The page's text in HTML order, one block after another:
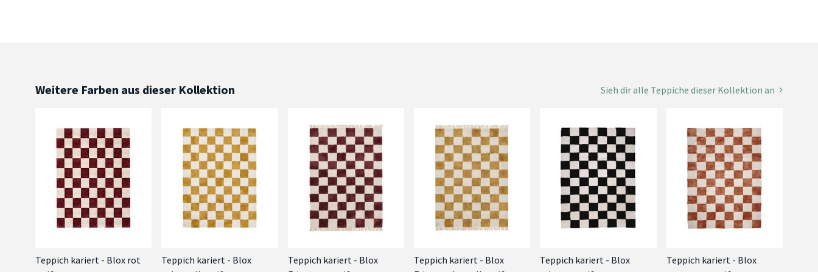
Weitere Farben aus dieser Kollektion Sieh dir alle Teppiche dieser Kollektion an
Teppich kariert - Blox rot
Teppich kariert - Blox
Teppich kariert - Blox
Teppich kariert - Blox
Teppich kariert - Blox
Teppich kariert - Blox